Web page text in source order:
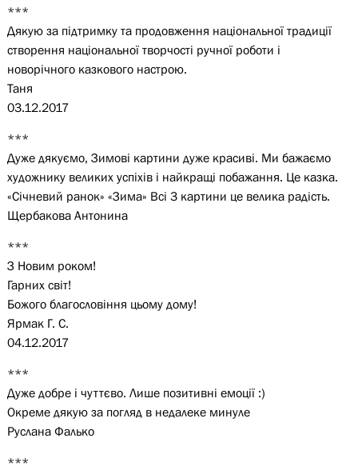
***
Дякую за підтримку та продовження національної традиції
створення національної творчості ручної роботи і
новорічного казкового настрою.
Таня
03.12.2017
***
Дуже дякуємо, Зимові картини дуже красиві. Ми бажаємо
художнику великих успіхів і найкращі побажання. Це казка.
«Січневий ранок» «Зима» Всі 3 картини це велика радість.
Щербакова Антонина
***
З Новим роком!
Гарних світ!
Божого благословіння цьому дому!
Ярмак Г. С.
04.12.2017
***
Дуже добре і чуттєво. Лише позитивні емоції :)
Окреме дякую за погляд в недалеке минуле
Руслана Фалько
***